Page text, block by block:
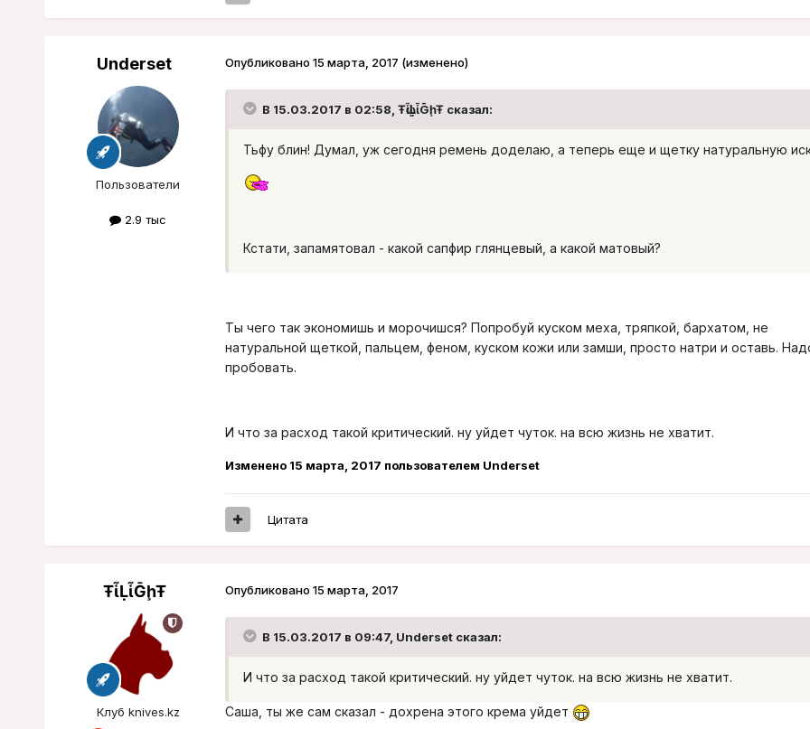
Underset
Пользователи
2.9 тыс
Опубликовано 15 марта, 2017 (изменено)
В 15.03.2017 в 02:58, ŦᾡἷḶἷḠḩŦ сказал:
Тьфу блин! Думал, уж сегодня ремень доделаю, а теперь еще и щетку натуральную
Кстати, запамятовал - какой сапфир глянцевый, а какой матовый?
Ты чего так экономишь и морочишся? Попробуй куском меха, тряпкой, бархатом, не
натуральной щеткой, пальцем, феном, куском кожи или замши, просто натри и оставь.
пробовать.
И что за расход такой критический. ну уйдет чуток. на всю жизнь не хватит.
Изменено 15 марта, 2017 пользователем Underset
Цитата
ŦᾡἷḶἷḠḩŦ
Клуб knives.kz
Опубликовано 15 марта, 2017
В 15.03.2017 в 09:47, Underset сказал:
И что за расход такой критический. ну уйдет чуток. на всю жизнь не хватит.
Саша, ты же сам сказал - дохрена этого крема уйдет